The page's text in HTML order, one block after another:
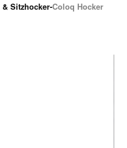
Sitzhocker-Coloq Hocker